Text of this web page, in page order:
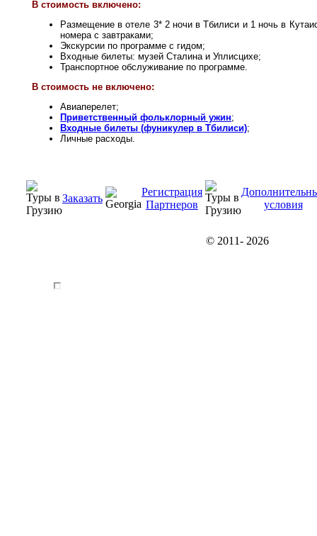
В стоимость включено:
Размещение в отеле 3* 2 ночи в Тбилиси и 1 ночь в
номера с завтраками;
Экскурсии по программе с гидом;
Входные билеты: музей Сталина и Уплисцихе;
Транспортное обслуживание по программе.
В стоимость не включено:
Авиаперелет;
Приветственный фольклорный ужин;
Входные билеты (фуникулер в Тбилиси);
Личные расходы.
Заказать
Регистрация
Партнеров
условия
© 2011- 2026